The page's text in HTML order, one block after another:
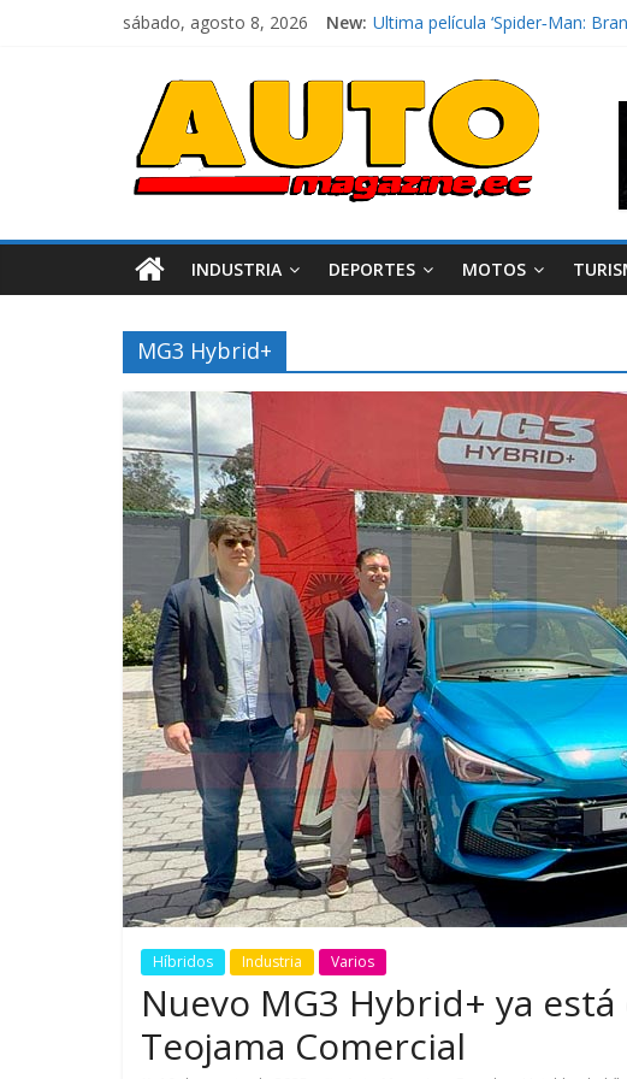
sábado, agosto 8, 2026 New: Ultima película ‘Spider‑Man:
La Vuelta al Ecuador 2026,
La FEDAK recibe 12 Sinotruk
INDUSTRIA DEPORTES MOTOS
MG3 Hybrid+
Híbridos Industria Varios
Nuevo MG3 Hybrid+ ya
Teojama Comercial
Movilidad Varios
GM reafirma su
compromiso con movilidad
más segura y conectada
Movilidad Turismo
¿Qué puede
vehículo si
varios días sin